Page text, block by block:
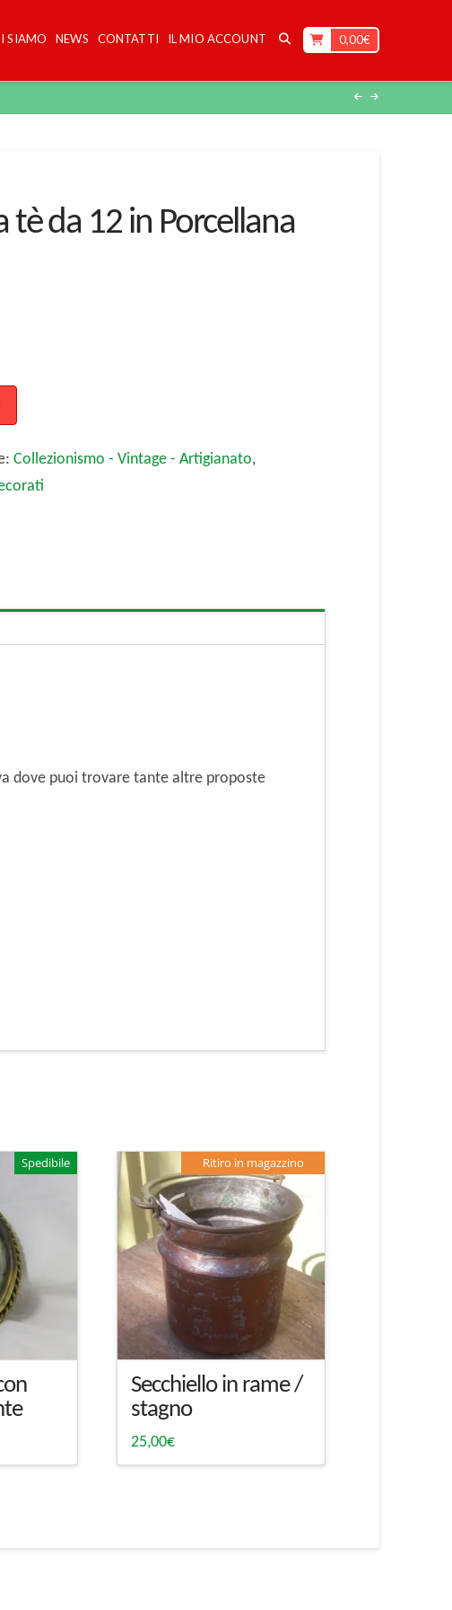
SIAMO NEWS CONTATTI IL MIO ACCOUNT 0,00€
tè da 12 in Porcellana
Collezionismo - Vintage - Artigianato,
dove puoi trovare tante altre proposte
Spedibile Ritiro in magazzino
Secchiello in rame /
stagno
25,00€